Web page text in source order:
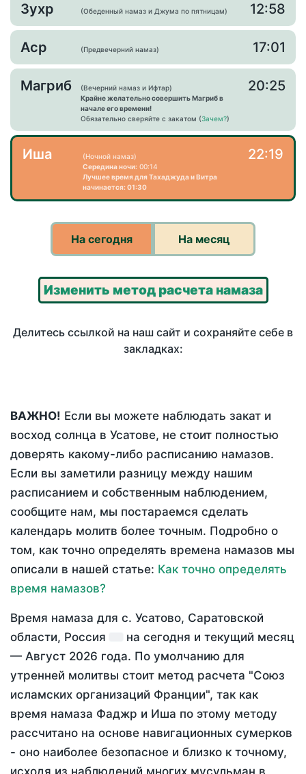
Зухр (Обеденный намаз и Джума по пятницам) 12:58
Аср (Предвечерний намаз) 17:01
Магриб
(Вечерний намаз и Ифтар)
Крайне желательно совершить Магриб в
начале его времени!
Обязательно сверяйте с закатом (Зачем?)
20:25
Иша
(Ночной намаз)
Середина ночи: 00:14
Лучшее время для Тахаджуда и Витра
начинается: 01:30
22:19
На сегодня На месяц
Изменить метод расчета намаза
Делитесь ссылкой на наш сайт и сохраняйте себе в
закладках:
ВАЖНО! Если вы можете наблюдать закат и
восход солнца в Усатове, не стоит полностью
доверять какому-либо расписанию намазов.
Если вы заметили разницу между нашим
расписанием и собственным наблюдением,
сообщите нам, мы постараемся сделать
календарь молитв более точным. Подробно о
том, как точно определять времена намазов мы
описали в нашей статье: Как точно определять
время намазов?
Время намаза для с. Усатово, Саратовской
области, Россия
на сегодня и текущий месяц
— Август 2026 года. По умолчанию для
утренней молитвы стоит метод расчета "Союз
исламских организаций Франции", так как
время намаза Фаджр и Иша по этому методу
рассчитано на основе навигационных сумерков
- оно наиболее безопасное и близко к точному,